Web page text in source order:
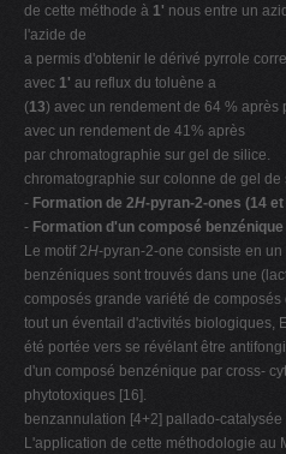
de cette méthode à 1' nous entre un
l'azide de
a permis d'obtenir le dérivé pyrrole
avec 1' au reflux du toluène a
(13) avec un rendement de 64 %
avec un rendement de 41% après
par chromatographie sur gel de silice.
chromatographie sur colonne de gel de
- Formation de 2H-pyran-2-ones (14 et
- Formation d'un composé benzénique
Le motif 2H-pyran-2-one consiste en
benzéniques sont trouvés dans une
composés grande variété de
tout un éventail d'activités biologiques,
été portée vers se révélant être
d'un composé benzénique par cross-
phytotoxiques [16].
benzannulation [4+2] pallado-
L'application de cette méthodologie au